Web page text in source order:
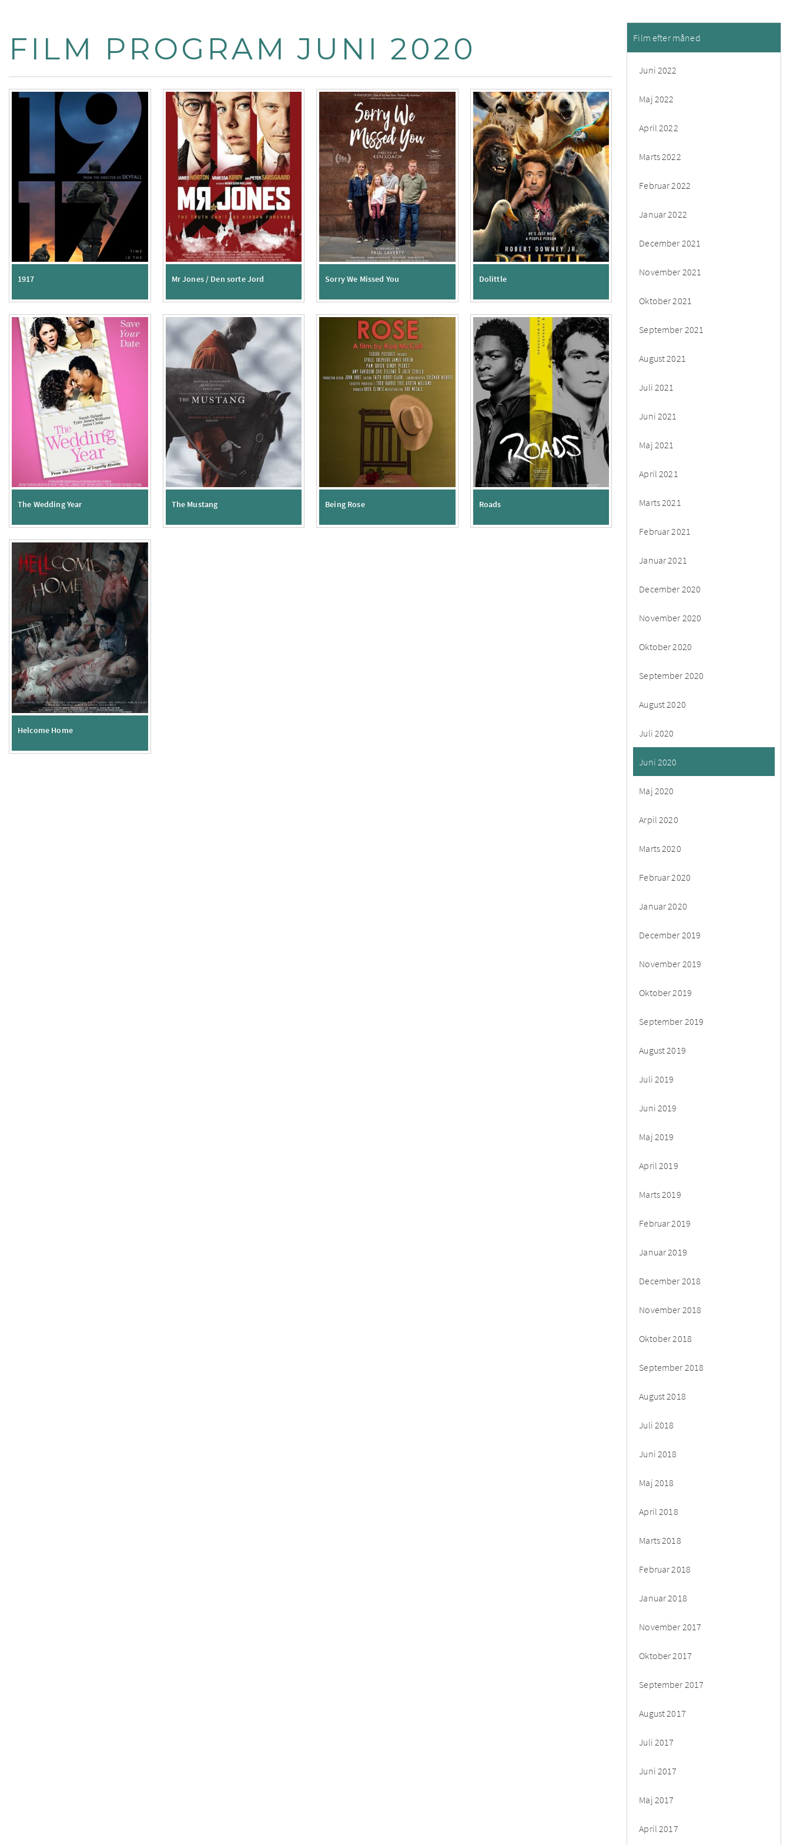
Film efter måned
Juni 2022
Maj 2022
April 2022
Marts 2022
Februar 2022
Januar 2022
December 2021
November 2021
Oktober 2021
September 2021
August 2021
Juli 2021
Juni 2021
Maj 2021
April 2021
Marts 2021
Februar 2021
Januar 2021
December 2020
November 2020
Oktober 2020
September 2020
August 2020
Juli 2020
Juni 2020
Maj 2020
Arpil 2020
Marts 2020
Februar 2020
Januar 2020
December 2019
November 2019
Oktober 2019
September 2019
August 2019
Juli 2019
Juni 2019
Maj 2019
April 2019
Marts 2019
Februar 2019
Januar 2019
December 2018
November 2018
Oktober 2018
September 2018
August 2018
Juli 2018
Juni 2018
Maj 2018
April 2018
Marts 2018
Februar 2018
Januar 2018
November 2017
Oktober 2017
September 2017
August 2017
Juli 2017
Juni 2017
Maj 2017
April 2017
FILM PROGRAM JUNI 2020
1917 Mr Jones / Den sorte Jord Sorry We Missed You Dolittle
The Wedding Year The Mustang Being Rose Roads
Helcome Home